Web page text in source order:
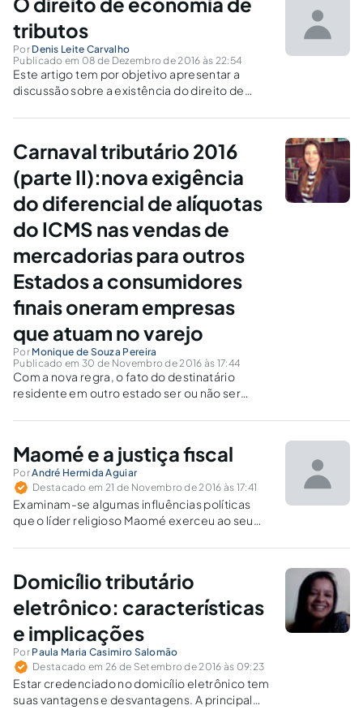
tributos
Por Denis Leite Carvalho
Publicado em 08 de Dezembro de 2016 às 22:54
Este artigo tem por objetivo apresentar a
discussão sobre a existência do direito de
contribuinte se organizar de forma a pagar
situação sem estar ferindo qualquer norma.
Carnaval tributário 2016
(parte II):nova exigência
do diferencial de alíquotas
do ICMS nas vendas de
mercadorias para outros
Estados a consumidores
finais oneram empresas
que atuam no varejo
Por Monique de Souza Pereira
Publicado em 30 de Novembro de 2016 às 17:44
Com a nova regra, o fato do destinatário
residente em outro estado ser ou não ser
para a definição das alíquotas aplicáveis.
Maomé e a justiça fiscal
PorAndré Hermida Aguiar
Destacado em 21 de Novembro de 2016 às 17:41
Examinam-se algumas influências políticas
que o líder religioso Maomé exerceu ao seu
a distribuição de justiça tributária, fazendo a
princípios constitucionais consagrados na
Carta Magna.
Domicílio tributário
eletrônico: características
e implicações
Por Paula Maria Casimiro Salomão
Destacado em 26 de Setembro de 2016 às 09:23
Estar credenciado no domicílio eletrônico tem
suas vantagens e desvantagens. A principal